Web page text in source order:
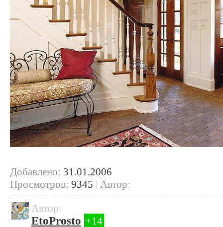
Добавлено: 31.01.2006
Просмотров: 9345 | Автор:
Автор:
EtoProsto +14